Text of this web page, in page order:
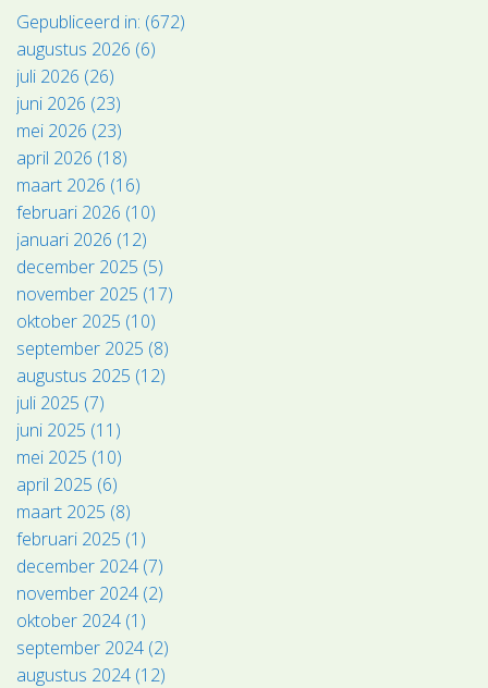
Gepubliceerd in: (672)
augustus 2026 (6)
juli 2026 (26)
juni 2026 (23)
mei 2026 (23)
april 2026 (18)
maart 2026 (16)
februari 2026 (10)
januari 2026 (12)
december 2025 (5)
november 2025 (17)
oktober 2025 (10)
september 2025 (8)
augustus 2025 (12)
juli 2025 (7)
juni 2025 (11)
mei 2025 (10)
april 2025 (6)
maart 2025 (8)
februari 2025 (1)
december 2024 (7)
november 2024 (2)
oktober 2024 (1)
september 2024 (2)
augustus 2024 (12)